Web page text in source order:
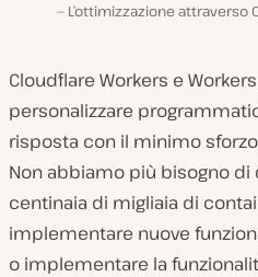
L’ottimizzazione
Cloudflare Workers e
personalizzare
risposta con il minimo
Non abbiamo più bisogno
centinaia di migliaia di
implementare nuove
o implementare la